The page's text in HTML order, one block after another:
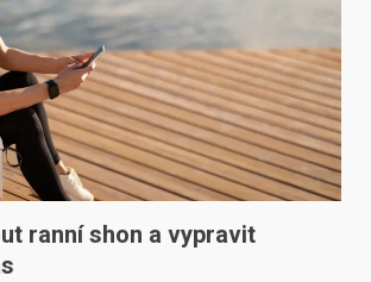
ranní shon a vypravit